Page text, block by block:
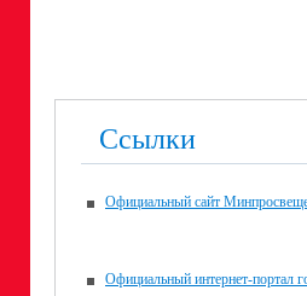
Ссылки
Официальный сайт
Официальный интернет-портал